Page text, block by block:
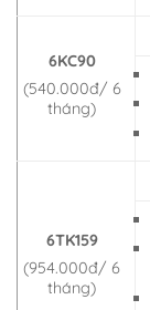
6KC90
(540.000đ/ 6
tháng)
6TK159
(954.000đ/ 6
tháng)